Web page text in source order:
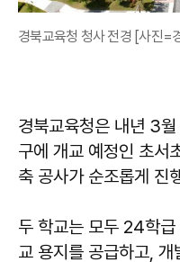
경북교육청 청사 전경 [사진=
경북교육청은 내년 3
구에 개교 예정인 초서
축 공사가 순조롭게 진
두 학교는 모두 24학
교 용지를 공급하고,